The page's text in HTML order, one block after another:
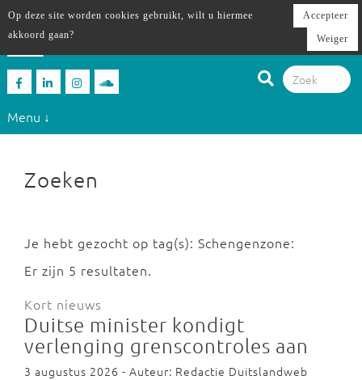
Menu ↓
Zoeken
Je hebt gezocht op tag(s): Schengenzone:
Er zijn 5 resultaten.
Kort nieuws
Duitse minister kondigt
verlenging grenscontroles aan
3 augustus 2026 - Auteur: Redactie Duitslandweb
Op deze site worden cookies gebruikt, wilt u hiermee
akkoord gaan?
Accepteer
Weiger